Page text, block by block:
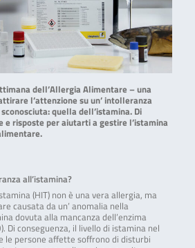
dell’Allergia Alimentare – una
l’attenzione su un’ intolleranza
quella dell’istamina. Di
e risposte per aiutarti a gestire l’istamina
all’istamina?
(HIT) non è una vera allergia, ma
causata da un’ anomalia nella
dovuta alla mancanza dell’enzima
Di conseguenza, il livello di istamina nel
le persone affette soffrono di disturbi